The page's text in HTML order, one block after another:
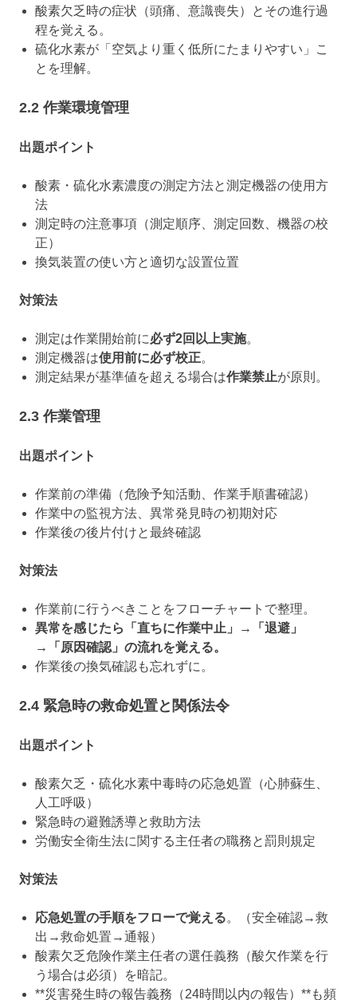
酸素欠乏時の症状（頭痛、意識喪失）とその進行過
程を覚える。
硫化水素が「空気より重く低所にたまりやすい」こ
とを理解。
2.2 作業環境管理
出題ポイント
酸素・硫化水素濃度の測定方法と測定機器の使用方
法
測定時の注意事項（測定順序、測定回数、機器の校
正）
換気装置の使い方と適切な設置位置
対策法
測定は作業開始前に必ず2回以上実施。
測定機器は使用前に必ず校正。
測定結果が基準値を超える場合は作業禁止が原則。
2.3 作業管理
出題ポイント
作業前の準備（危険予知活動、作業手順書確認）
作業中の監視方法、異常発見時の初期対応
作業後の後片付けと最終確認
対策法
作業前に行うべきことをフローチャートで整理。
異常を感じたら「直ちに作業中止」→「退避」
→「原因確認」の流れを覚える。
作業後の換気確認も忘れずに。
2.4 緊急時の救命処置と関係法令
出題ポイント
酸素欠乏・硫化水素中毒時の応急処置（心肺蘇生、
人工呼吸）
緊急時の避難誘導と救助方法
労働安全衛生法に関する主任者の職務と罰則規定
対策法
応急処置の手順をフローで覚える。（安全確認→救
出→救命処置→通報）
酸素欠乏危険作業主任者の選任義務（酸欠作業を行
う場合は必須）を暗記。
**災害発生時の報告義務（24時間以内の報告）**も頻